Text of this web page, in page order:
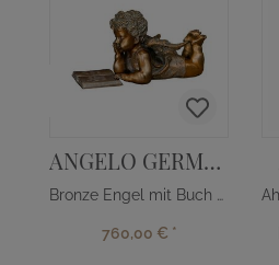
ANGELO GERMANICA
Bronze Engel mit Buch - deutsch
760,00 € *